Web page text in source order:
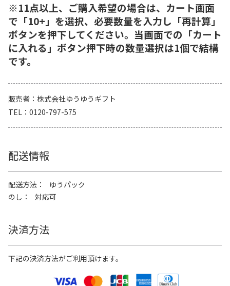
※11点以上、ご購入希望の場合は、カート画面
で「10+」を選択、必要数量を入力し「再計算」
ボタンを押下してください。当画面での「カート
に入れる」ボタン押下時の数量選択は1個で結構
です。
販売者
株式会社ゆうゆうギフト
TEL
0120-797-575
配送情報
配送方法
ゆうパック
のし
対応可
決済方法
下記の決済方法がご利用頂けます。